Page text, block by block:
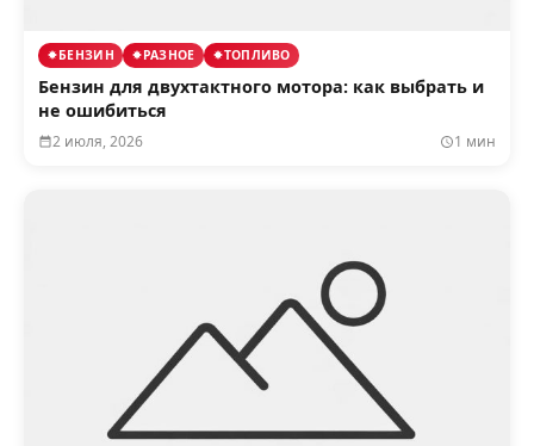
БЕНЗИН РАЗНОЕ ТОПЛИВО
Бензин для двухтактного мотора: как выбрать и
не ошибиться
2 июля, 2026 1 мин